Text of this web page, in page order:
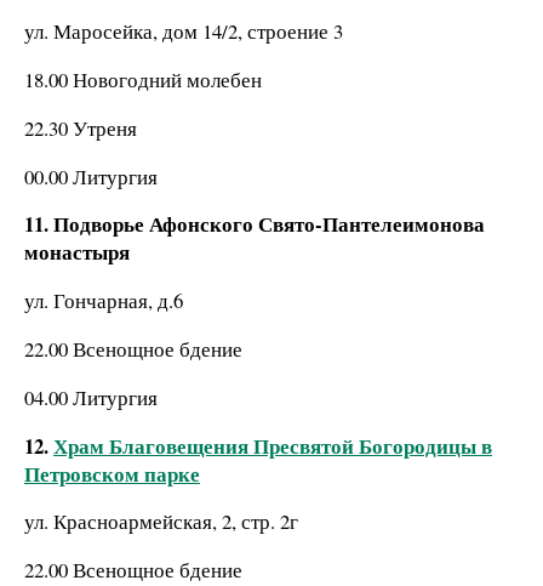
ул. Маросейка, дом 14/2, строение 3
18.00 Новогодний молебен
22.30 Утреня
00.00 Литургия
11. Подворье Афонского Свято-Пантелеимонова
монастыря
ул. Гончарная, д.6
22.00 Всенощное бдение
04.00 Литургия
12.Храм Благовещения Пресвятой Богородицы в
Петровском парке
ул. Красноармейская, 2, стр. 2г
22.00 Всенощное бдение